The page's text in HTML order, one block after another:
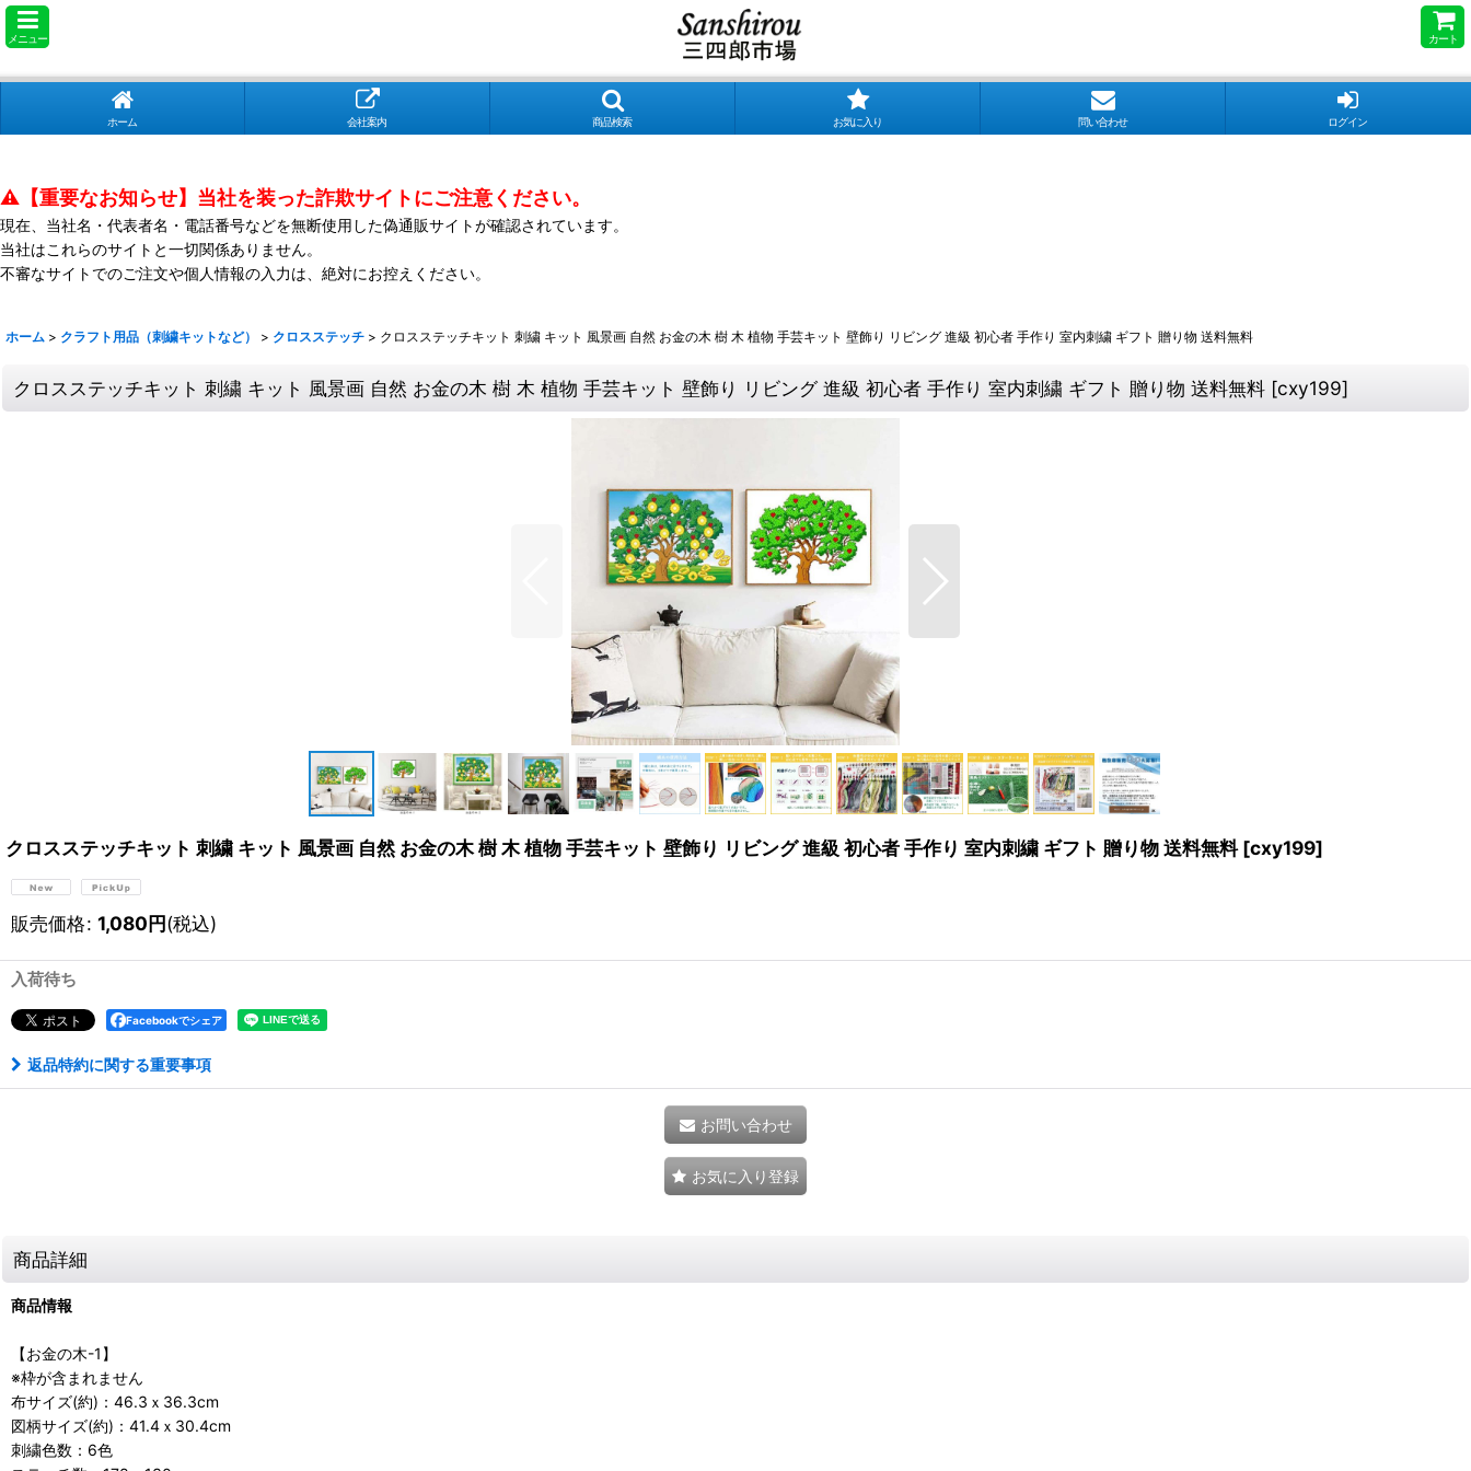
メニュー カート
ホーム 会社案内 商品検索 お気に入り 問い合わせ ログイン
⚠️【重要なお知らせ】当社を装った詐欺サイトにご注意ください。
現在、当社名・代表者名・電話番号などを無断使用した偽通販サイトが確認されています。
当社はこれらのサイトと一切関係ありません。
不審なサイトでのご注文や個人情報の入力は、絶対にお控えください。
ホーム > クラフト用品（刺繍キットなど） > クロスステッチ > クロスステッチキット 刺繍 キット 風景画 自然 お金の木 樹 木 植物 手芸キット 壁飾り リビング 進級 初心者 手作り 室内刺繍 ギフト 贈り物 送料無料
クロスステッチキット 刺繍 キット 風景画 自然 お金の木 樹 木 植物 手芸キット 壁飾り リビング 進級 初心者 手作り 室内刺繍 ギフト 贈り物 送料無料 [cxy199]
クロスステッチキット 刺繍 キット 風景画 自然 お金の木 樹 木 植物 手芸キット 壁飾り リビング 進級 初心者 手作り 室内刺繍 ギフト 贈り物 送料無料 [cxy199]
販売価格: 1,080円(税込)
入荷待ち
Facebookでシェア
返品特約に関する重要事項
お問い合わせ
お気に入り登録
商品詳細
商品情報
【お金の木-1】
※枠が含まれません
布サイズ(約)：46.3ｘ36.3cm
図柄サイズ(約)：41.4ｘ30.4cm
刺繍色数：6色